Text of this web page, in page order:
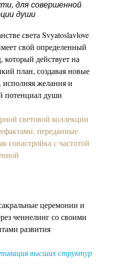
света Svyatoslavlove
свой определенный
действует на
план, создавая новые
исполняя желания и
потенциал души
световой коллекции
переданные
сонастройка с частотой
церемонии и
ченнелинг со своими
развития
высших структур
для совершенной
души